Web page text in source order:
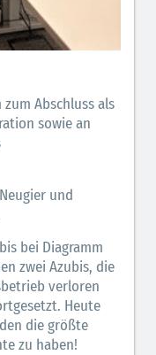
Abschluss als
sowie an
und
bei Diagramm
zwei Azubis, die
verloren
Heute
die größte
zu haben!